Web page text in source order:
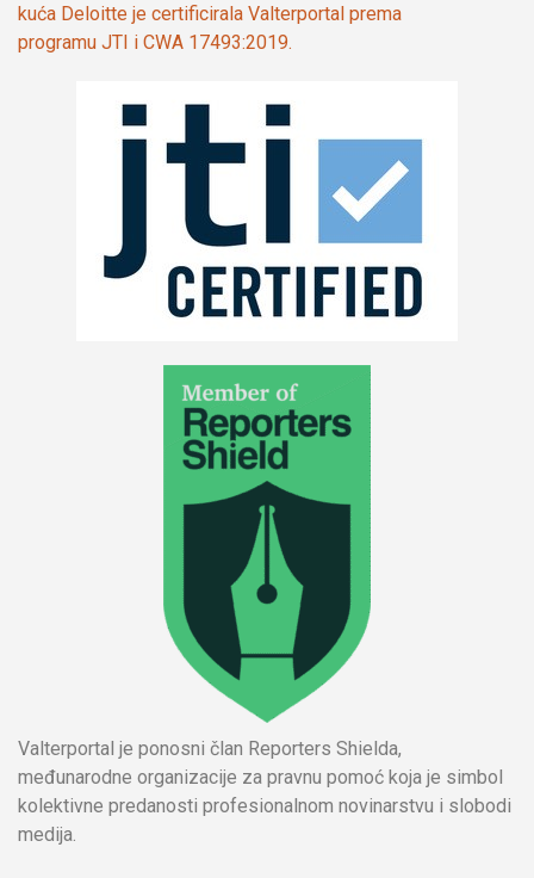
kuća Deloitte je certificirala Valterportal prema
programu JTI i CWA 17493:2019.
Valterportal je ponosni član Reporters Shielda,
međunarodne organizacije za pravnu pomoć koja je simbol
kolektivne predanosti profesionalnom novinarstvu i slobodi
medija.